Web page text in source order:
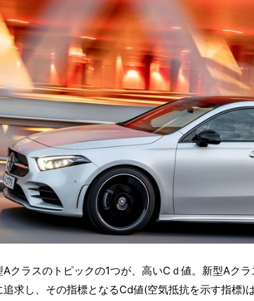
Aクラスのトピックの1つが、高いCｄ値。新型Aクラ
求し、その指標となるCd値(空気抵抗を示す指標)は